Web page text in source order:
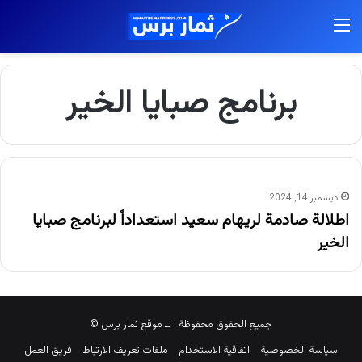
برنامج صبايا الخير
ديسمبر 14, 2024
اطلالة صادمة لريهام سعيد استعداداً لبرنامج صبايا
الخير
جميع الحقوق محفوظة لـ موقع ثمار برس ©
سياسة الخصوصية
اتفاقية الاستخدام ملفات تعريف الارتباط
فريق العمل